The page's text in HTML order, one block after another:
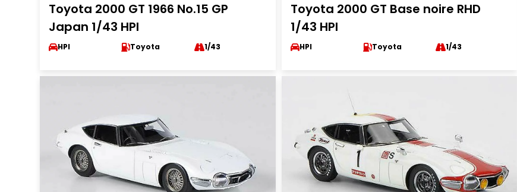
Toyota 2000 GT 1966 No.15 GP
Japan 1/43 HPI
HPI Toyota 1/43
Toyota 2000 GT Base noire RHD
1/43 HPI
HPI Toyota 1/43